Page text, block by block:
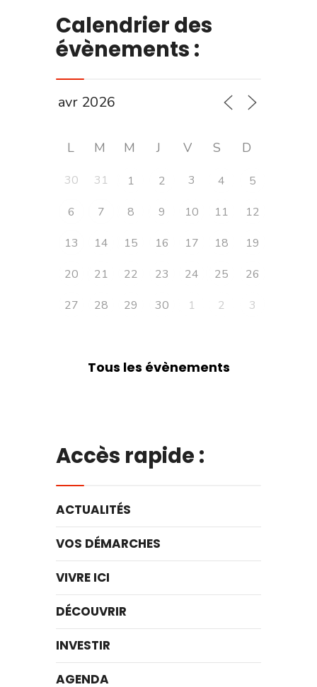
Calendrier des
évènements :
L M M J V S D
30 31 1 2 3 4
5
6
7 8 9 10 11
12
13
14 15 16 17 18
19
20
21 22 23 24 25
26
27
28 29 30 1 2 3
Tous les évènements
Accès rapide :
ACTUALITÉS
VOS DÉMARCHES
VIVRE ICI
DÉCOUVRIR
INVESTIR
AGENDA